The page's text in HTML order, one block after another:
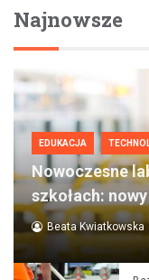
Najnowsze
EDUKACJA
Nowoczesne
szkołach:
Beata Kwiatkowska